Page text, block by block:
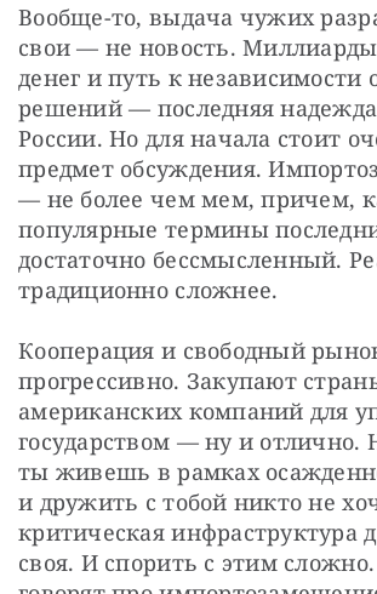
Вообще-то, выдача чужих
свои — не новость.
денег и путь к независимости
решений — последняя
России. Но для начала стоит
предмет обсуждения.
— не более чем мем, причем,
популярные термины
достаточно бессмысленный.
традиционно сложнее.
Кооперация и свободный
прогрессивно. Закупают
американских компаний для
государством — ну и отлично.
ты живешь в рамках
и дружить с тобой никто не
критическая инфраструктура
своя. И спорить с этим сложно.